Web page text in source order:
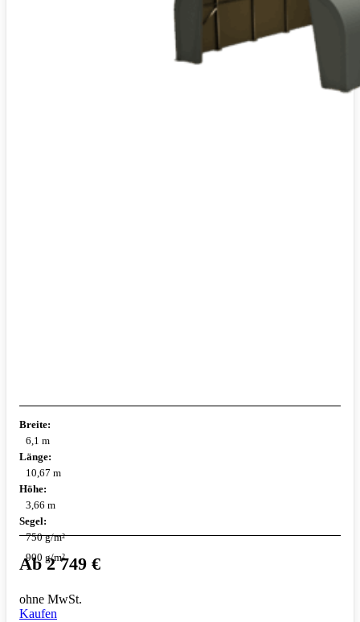
Breite:
6,1 m
Länge:
10,67 m
Höhe:
3,66 m
Segel:
750 g/m²
900 g/m²
Ab2 749 €
ohne MwSt.
Kaufen